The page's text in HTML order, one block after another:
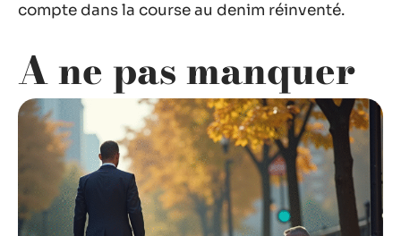
compte dans la course au denim réinventé.
A ne pas manquer